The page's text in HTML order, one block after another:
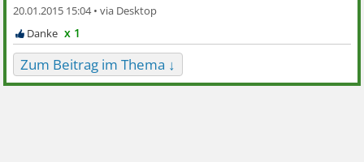
20.01.2015 15:04 •
x 1
Zum Beitrag im Thema ↓